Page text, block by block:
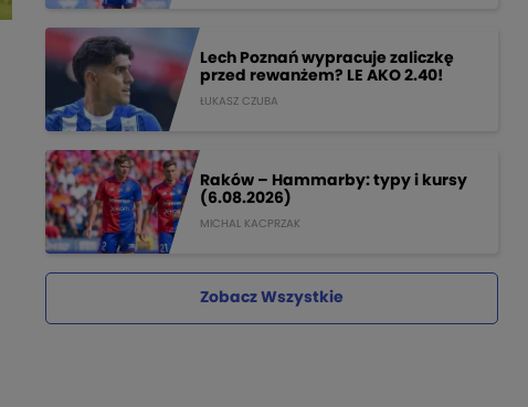
Lech Poznań wypracuje zaliczkę
przed rewanżem? LE AKO 2.40!
ŁUKASZ CZUBA
Raków – Hammarby: typy i kursy
(6.08.2026)
MICHAL KACPRZAK
Zobacz Wszystkie